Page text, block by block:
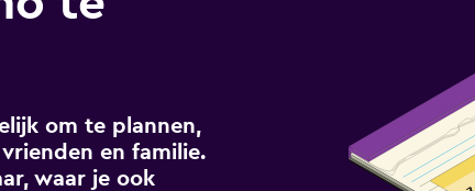
om te plannen,
en familie.
waar je ook